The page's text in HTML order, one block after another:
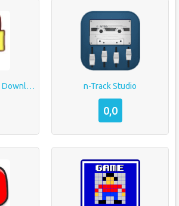
TubeMate YouTube Downloader n-Track Studio
0,0